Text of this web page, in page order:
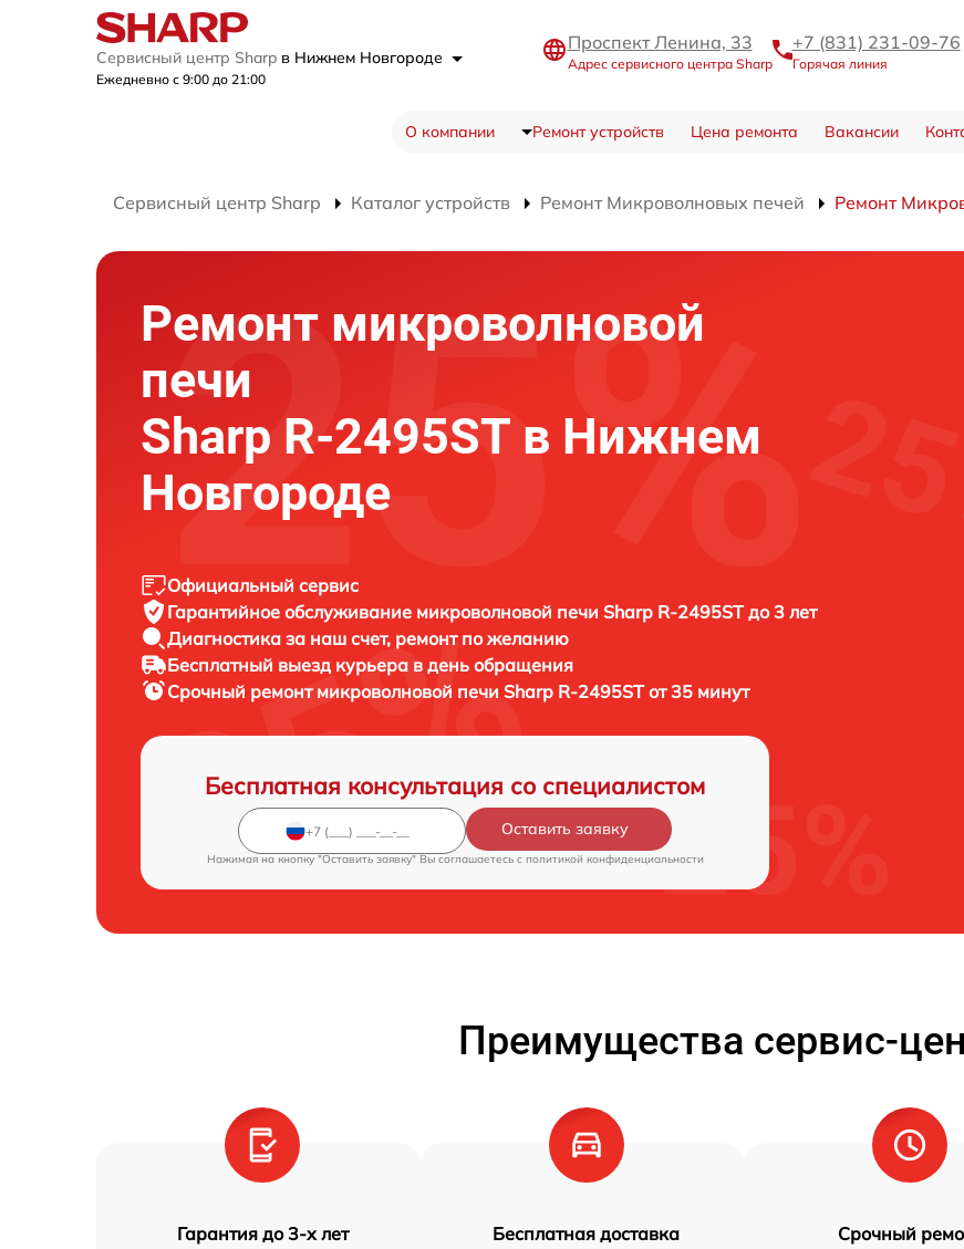
Сервисный центр Sharp в Нижнем Новгороде
Ежедневно с 9:00 до 21:00
Проспект Ленина, 33
Адрес сервисного центра Sharp
+7 (831) 231-09-76
Горячая линия
О компании Ремонт устройств Цена ремонта Вакансии
Сервисный центр Sharp Каталог устройств Ремонт Микроволновых печей Ремонт
Ремонт микроволновой
печи
Sharp R-2495ST в Нижнем
Новгороде
Официальный сервис
Гарантийное обслуживание микроволновой печи Sharp R-2495ST до 3 лет
Диагностика за наш счет, ремонт по желанию
Бесплатный выезд курьера в день обращения
Срочный ремонт микроволновой печи Sharp R-2495ST от 35 минут
Бесплатная консультация со специалистом
Оставить заявку
Нажимая на кнопку "Оставить заявку" Вы соглашаетесь c политикой конфиденциальности
Преимущества сервис-
Гарантия до 3-х лет Бесплатная доставка Срочный